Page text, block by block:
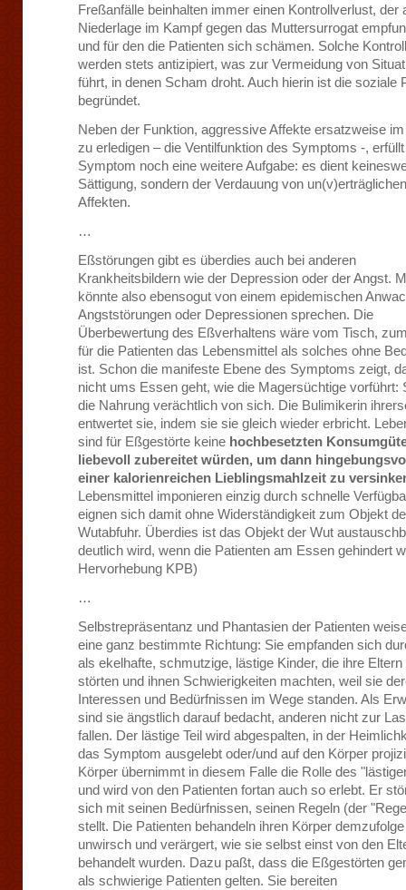
Freßanfälle beinhalten immer einen Kontrollverlust, der
Niederlage im Kampf gegen das Muttersurrogat
und für den die Patienten sich schämen. Solche
werden stets antizipiert, was zur Vermeidung von
führt, in denen Scham droht. Auch hierin ist die soziale
begründet.
Neben der Funktion, aggressive Affekte ersatzweise
zu erledigen – die Ventilfunktion des Symptoms -,
Symptom noch eine weitere Aufgabe: es dient
Sättigung, sondern der Verdauung von un(v)erträglichen
Affekten.
…
Eßstörungen gibt es überdies auch bei anderen
Krankheitsbildern wie der Depression oder der Angst.
könnte also ebensogut von einem epidemischen
Angststörungen oder Depressionen sprechen. Die
Überbewertung des Eßverhaltens wäre vom Tisch,
für die Patienten das Lebensmittel als solches ohne
ist. Schon die manifeste Ebene des Symptoms zeigt,
nicht ums Essen geht, wie die Magersüchtige vorführt:
die Nahrung verächtlich von sich. Die Bulimikerin
entwertet sie, indem sie sie gleich wieder erbricht.
sind für Eßgestörte keine hochbesetzten
liebevoll zubereitet würden, um dann
einer kalorienreichen Lieblingsmahlzeit zu
Lebensmittel imponieren einzig durch schnelle
eignen sich damit ohne Widerständigkeit zum Objekt
Wutabfuhr. Überdies ist das Objekt der Wut
deutlich wird, wenn die Patienten am Essen gehindert
Hervorhebung KPB)
…
Selbstrepräsentanz und Phantasien der Patienten
eine ganz bestimmte Richtung: Sie empfanden sich
als ekelhafte, schmutzige, lästige Kinder, die ihre Eltern
störten und ihnen Schwierigkeiten machten, weil sie
Interessen und Bedürfnissen im Wege standen. Als
sind sie ängstlich darauf bedacht, anderen nicht zur
fallen. Der lästige Teil wird abgespalten, in der
das Symptom ausgelebt oder/und auf den Körper
Körper übernimmt in diesem Falle die Rolle des
und wird von den Patienten fortan auch so erlebt. Er
sich mit seinen Bedürfnissen, seinen Regeln (der
stellt. Die Patienten behandeln ihren Körper
unwirsch und verärgert, wie sie selbst einst von den
behandelt wurden. Dazu paßt, dass die Eßgestörten
als schwierige Patienten gelten. Sie bereiten